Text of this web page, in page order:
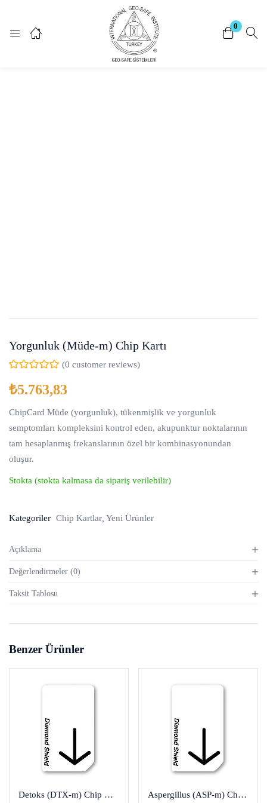
0
Giriş Yap
Yorgunluk (Müde-m) Chip Kartı
(0 customer reviews)
₺5.763,83
ChipCard Müde (yorgunluk), tükenmişlik ve yorgunluk
semptomları kompleksini kontrol eden, akupunktur noktalarının
tam hesaplanmış frekanslarının özel bir kombinasyonundan
oluşur.
Stokta (stokta kalmasa da sipariş verilebilir)
Kategoriler Chip Kartlar Yeni Ürünler
Açıklama
Değerlendirmeler (0)
Taksit Tablosu
Benzer Ürünler
Detoks (DTX-m) Chip Kartları Aspergillus (ASP-m) Chip Kartı